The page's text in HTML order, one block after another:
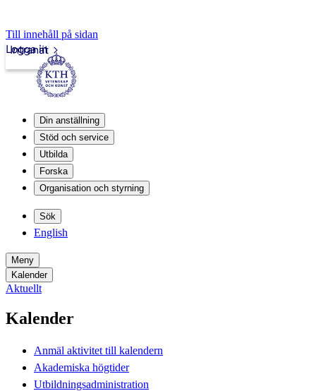
Till innehåll på sidan
Intranät
Logga in
Din anställning
Stöd och service
Utbilda
Forska
Organisation och styrning
Sök
English
Meny
Kalender
Aktuellt
Kalender
Anmäl aktivitet till kalendern
Akademiska högtider
Utbildningsadministration